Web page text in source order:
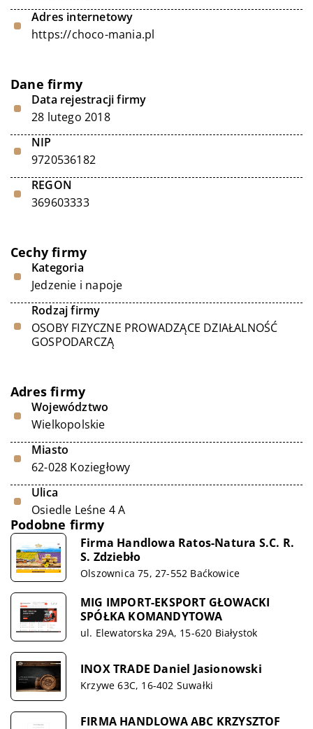
Adres internetowy
https://choco-mania.pl
Dane firmy
Data rejestracji firmy
28 lutego 2018
NIP
9720536182
REGON
369603333
Cechy firmy
Kategoria
Jedzenie i napoje
Rodzaj firmy
OSOBY FIZYCZNE PROWADZĄCE DZIAŁALNOŚĆ
GOSPODARCZĄ
Adres firmy
Województwo
Wielkopolskie
Miasto
62-028 Koziegłowy
Ulica
Osiedle Leśne 4 A
Podobne firmy
Firma Handlowa Ratos-Natura S.C. R.
S. Zdziebło
Olszownica 75, 27-552 Baćkowice
MIG IMPORT-EKSPORT GŁOWACKI
SPÓŁKA KOMANDYTOWA
ul. Elewatorska 29A, 15-620 Białystok
INOX TRADE Daniel Jasionowski
Krzywe 63C, 16-402 Suwałki
FIRMA HANDLOWA ABC KRZYSZTOF